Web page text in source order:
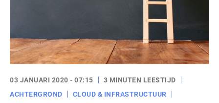
03 JANUARI 2020 - 07:15
3 MINUTEN LEESTIJD
ACHTERGROND
CLOUD & INFRASTRUCTUUR